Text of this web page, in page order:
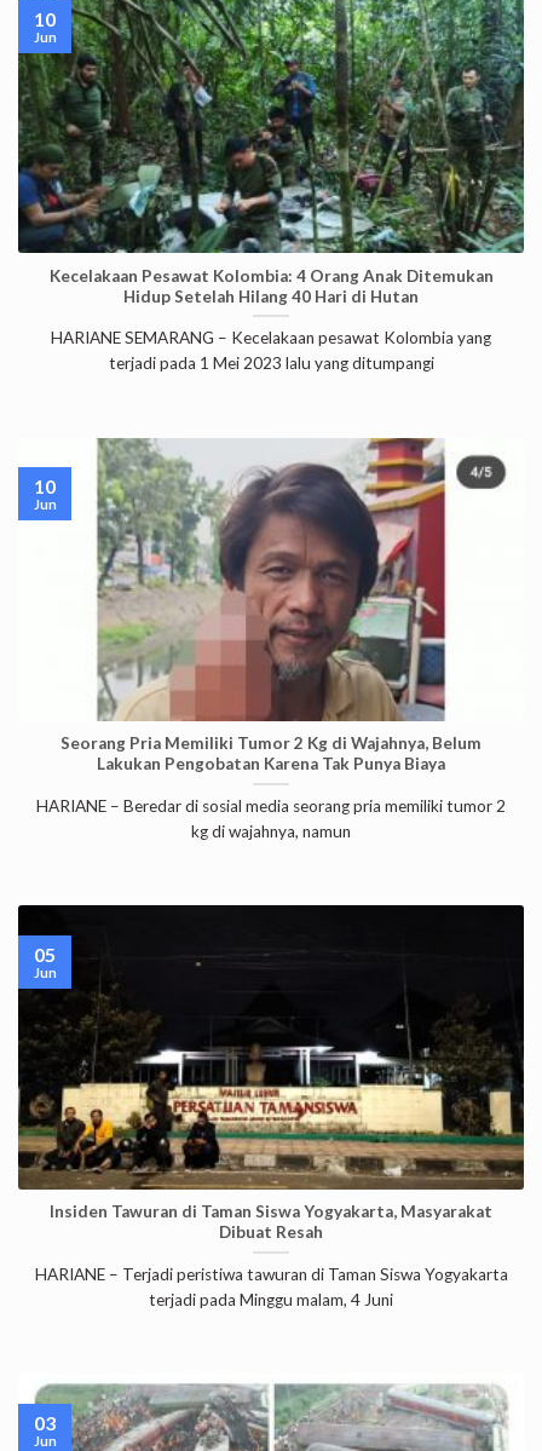
Kecelakaan Pesawat Kolombia: 4 Orang Anak Ditemukan
Hidup Setelah Hilang 40 Hari di Hutan
HARIANE SEMARANG – Kecelakaan pesawat Kolombia yang
terjadi pada 1 Mei 2023 lalu yang ditumpangi
10
Jun
Seorang Pria Memiliki Tumor 2 Kg di Wajahnya, Belum
Lakukan Pengobatan Karena Tak Punya Biaya
HARIANE – Beredar di sosial media seorang pria memiliki tumor 2
kg di wajahnya, namun
10
Jun
Insiden Tawuran di Taman Siswa Yogyakarta, Masyarakat
Dibuat Resah
HARIANE – Terjadi peristiwa tawuran di Taman Siswa Yogyakarta
terjadi pada Minggu malam, 4 Juni
05
Jun
03
Jun